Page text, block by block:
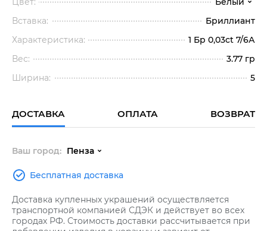
Вставка:
Бриллиант
Характеристика:
1 Бр 0,03ct 7/6А
Вес:
3.77 гр
Ширина:
5
ДОСТАВКА ОПЛАТА ВОЗВРАТ
Ваш город: Пенза
Бесплатная доставка
Доставка купленных украшений осуществляется
транспортной компанией СДЭК и действует во всех
городах РФ. Стоимость доставки рассчитывается при